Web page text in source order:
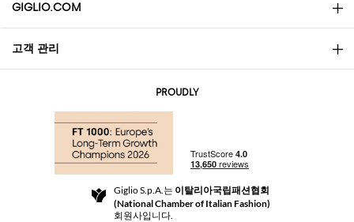
GIGLIO.COM
소개
Community Store
고객 관리
반품 및 환불
For a safe shopping experience
PROUDLY
Giglio S.p.A.는 이탈리아국립패션협회
(National Chamber of Italian Fashion)
회원사입니다.